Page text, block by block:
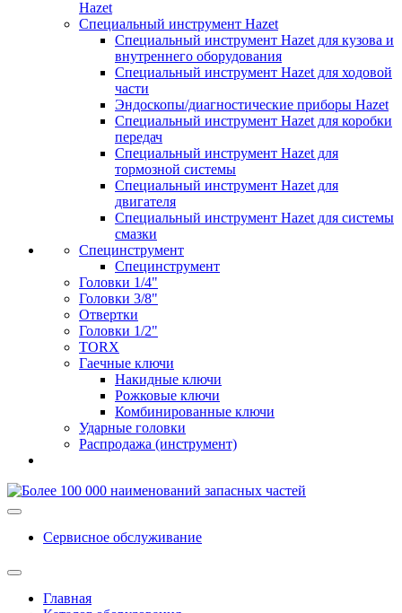
Hazet
Специальный инструмент Hazet
Специальный инструмент Hazet для кузова и
внутреннего оборудования
Специальный инструмент Hazet для ходовой
части
Эндоскопы/диагностические приборы Hazet
Специальный инструмент Hazet для коробки
передач
Специальный инструмент Hazet для
тормозной системы
Специальный инструмент Hazet для
двигателя
Специальный инструмент Hazet для системы
смазки
Специнструмент
Специнструмент
Головки 1/4"
Головки 3/8"
Отвертки
Головки 1/2"
TORX
Гаечные ключи
Накидные ключи
Рожковые ключи
Комбинированные ключи
Ударные головки
Распродажа (инструмент)
Сервисное обслуживание
Главная